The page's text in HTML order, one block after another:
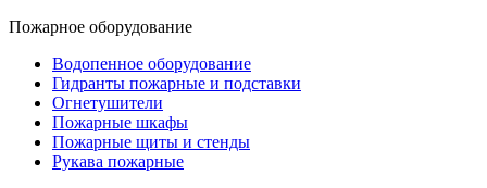
Пожарное оборудование
Водопенное оборудование
Гидранты пожарные и подставки
Огнетушители
Пожарные шкафы
Пожарные щиты и стенды
Рукава пожарные